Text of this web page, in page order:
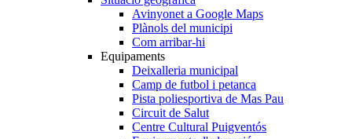
Avinyonet a Google Maps
Plànols del municipi
Com arribar-hi
Equipaments
Deixalleria municipal
Camp de futbol i petanca
Pista poliesportiva de Mas Pau
Circuit de Salut
Centre Cultural Puigventós